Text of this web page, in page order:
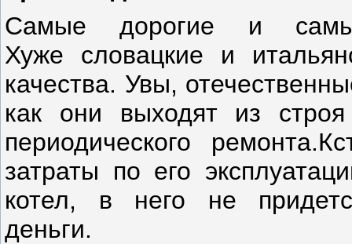
Самые дорогие и
Хуже словацкие и
качества. Увы,
как они выходят из
периодического
затраты по его
котел, в него не
деньги.